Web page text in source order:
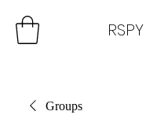
RSPY
Groups